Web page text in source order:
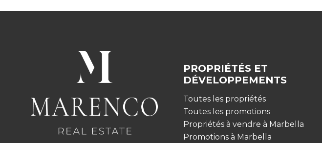
PROPRIÉTÉS ET
DÉVELOPPEMENTS
Toutes les propriétés
Toutes les promotions
Propriétés à vendre à Marbella
Promotions à Marbella